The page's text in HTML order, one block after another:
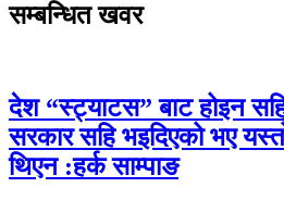
सम्बन्धित खवर
देश “स्ट्याटस” बाट होइन
सरकार सहि भइदिएको भए
थिएन :हर्क साम्पाङ